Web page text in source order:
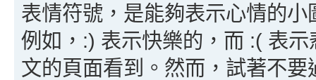
表情符號，是能夠表示心情的
例如，:) 表示快樂的，而 :( 表
文的頁面看到。然而，試著不